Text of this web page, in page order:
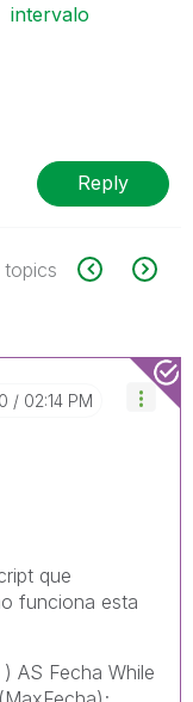
intervalo
Reply
topics
02:14 PM
que
funciona esta
AS Fecha While